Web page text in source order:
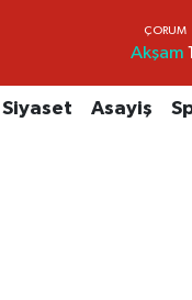
Akşam
Siyaset Asayiş